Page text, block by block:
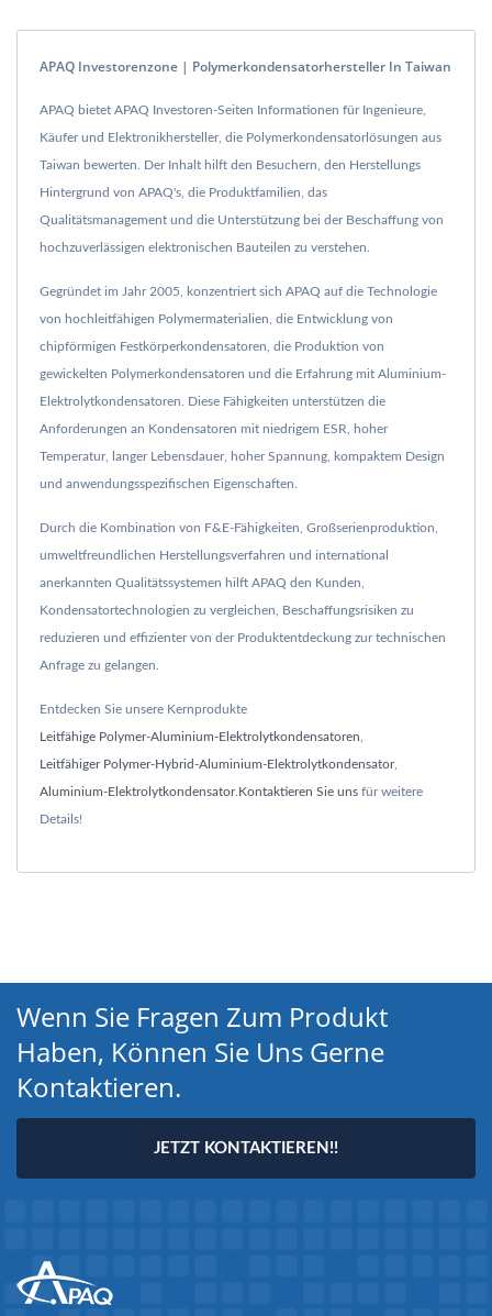
APAQ Investorenzone | Polymerkondensatorhersteller In Taiwan
APAQ bietet APAQ Investoren-Seiten Informationen für Ingenieure,
Käufer und Elektronikhersteller, die Polymerkondensatorlösungen aus
Taiwan bewerten. Der Inhalt hilft den Besuchern, den Herstellungs
Hintergrund von APAQ's, die Produktfamilien, das
Qualitätsmanagement und die Unterstützung bei der Beschaffung von
hochzuverlässigen elektronischen Bauteilen zu verstehen.
Gegründet im Jahr 2005, konzentriert sich APAQ auf die Technologie
von hochleitfähigen Polymermaterialien, die Entwicklung von
chipförmigen Festkörperkondensatoren, die Produktion von
gewickelten Polymerkondensatoren und die Erfahrung mit Aluminium-
Elektrolytkondensatoren. Diese Fähigkeiten unterstützen die
Anforderungen an Kondensatoren mit niedrigem ESR, hoher
Temperatur, langer Lebensdauer, hoher Spannung, kompaktem Design
und anwendungsspezifischen Eigenschaften.
Durch die Kombination von F&E-Fähigkeiten, Großserienproduktion,
umweltfreundlichen Herstellungsverfahren und international
anerkannten Qualitätssystemen hilft APAQ den Kunden,
Kondensatortechnologien zu vergleichen, Beschaffungsrisiken zu
reduzieren und effizienter von der Produktentdeckung zur technischen
Anfrage zu gelangen.
Entdecken Sie unsere Kernprodukte
Leitfähige Polymer-Aluminium-Elektrolytkondensatoren
Leitfähiger Polymer-Hybrid-Aluminium-Elektrolytkondensator,
Aluminium-Elektrolytkondensator. Kontaktieren Sie uns für weitere
Details!
Wenn Sie Fragen Zum Produkt
Haben, Können Sie Uns Gerne
Kontaktieren.
JETZT KONTAKTIEREN!!